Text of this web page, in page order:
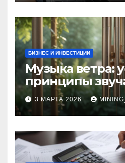
БИЗНЕС И ИНВЕСТИЦИИ
Музыка ветра:
принципы
колокольчиков
3 МАРТА 2026